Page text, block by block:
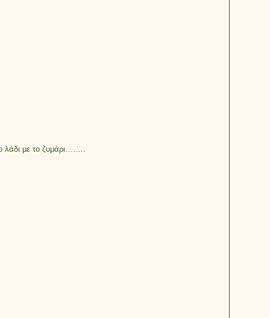
λάδι με το ζυμάρι……..